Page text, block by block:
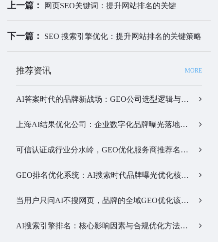
上一篇： 网页SEO关键词：提升网站排名的关键
下一篇： SEO 搜索引擎优化：提升网站排名的关键策略
推荐资讯 MORE
AI答案时代的品牌新战场：GEO公司选型逻辑与实战观察…
上海AI结果优化公司：企业数字化品牌曝光落地全解析…
可信认证成行业分水岭，GEO优化服务商推荐名单有了新答案…
GEO排名优化系统：AI搜索时代品牌曝光优化核心工具…
当用户只问AI不搜网页，品牌的全域GEO优化该交给谁？…
AI搜索引擎排名：核心影响因素与合规优化方法…